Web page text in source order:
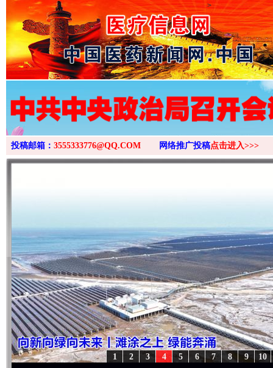
>
投稿邮箱： 3555333776@QQ.COM 网络推广投稿点击进入>>>
10
9
8
7
6
5
4
3
2
1
“后车司机肯定在骂我” 全民健